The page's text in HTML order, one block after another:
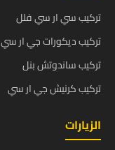
تركيب سي ار سي فلل
تركيب ديكورات جي ار سي
تركيب ساندوتش بنل
تركيب كرنيش جي ار سي
الزيارات